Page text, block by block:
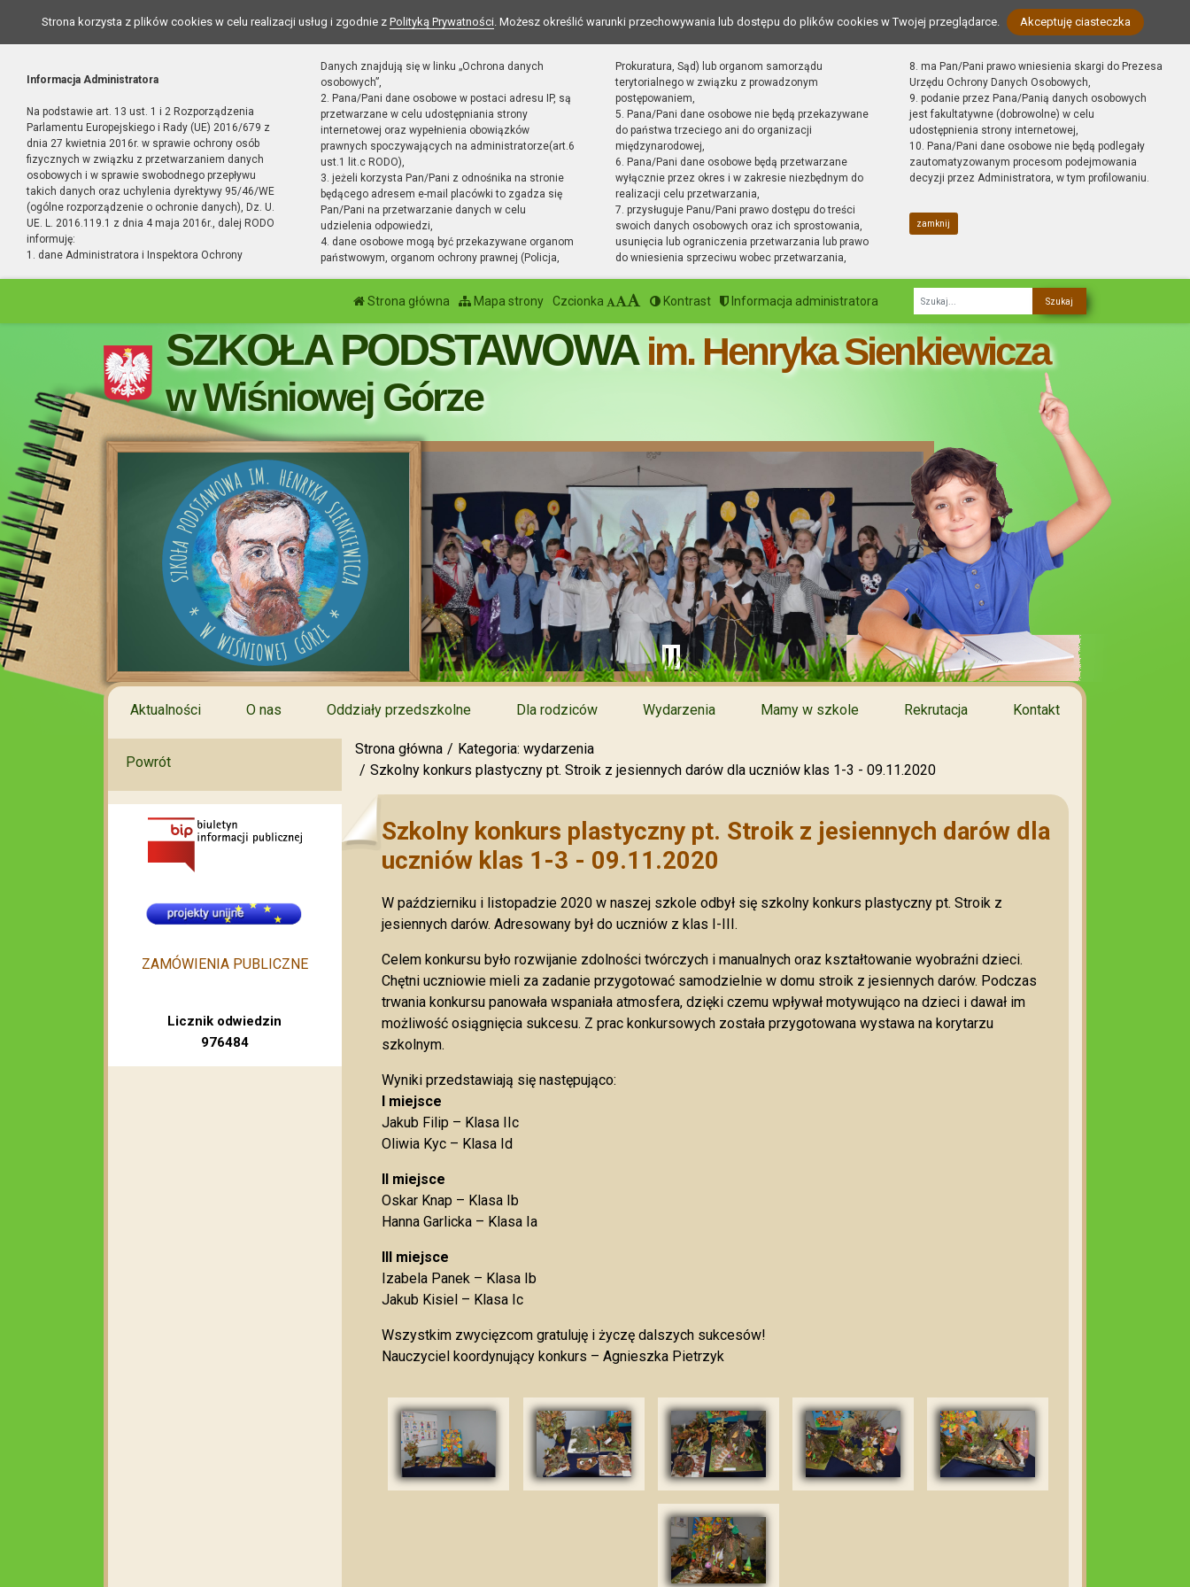
Strona korzysta z plików cookies w celu realizacji usług i zgodnie z Polityką Prywatności. Możesz określić warunki przechowywania lub dostępu do plików cookies w Twojej przeglądarce. Akceptuję ciasteczka
Informacja Administratora
Na podstawie art. 13 ust. 1 i 2 Rozporządzenia
Parlamentu Europejskiego i Rady (UE) 2016/679 z
dnia 27 kwietnia 2016r. w sprawie ochrony osób
fizycznych w związku z przetwarzaniem danych
osobowych i w sprawie swobodnego przepływu
takich danych oraz uchylenia dyrektywy 95/46/WE
(ogólne rozporządzenie o ochronie danych), Dz. U.
UE. L. 2016.119.1 z dnia 4 maja 2016r., dalej RODO
informuję:
1. dane Administratora i Inspektora Ochrony
Danych znajdują się w linku „Ochrona danych
osobowych”,
2. Pana/Pani dane osobowe w postaci adresu IP, są
przetwarzane w celu udostępniania strony
internetowej oraz wypełnienia obowiązków
prawnych spoczywających na administratorze(art.6
ust.1 lit.c RODO),
3. jeżeli korzysta Pan/Pani z odnośnika na stronie
będącego adresem e-mail placówki to zgadza się
Pan/Pani na przetwarzanie danych w celu
udzielenia odpowiedzi,
4. dane osobowe mogą być przekazywane organom
państwowym, organom ochrony prawnej (Policja,
Prokuratura, Sąd) lub organom samorządu
terytorialnego w związku z prowadzonym
postępowaniem,
5. Pana/Pani dane osobowe nie będą przekazywane
do państwa trzeciego ani do organizacji
międzynarodowej,
6. Pana/Pani dane osobowe będą przetwarzane
wyłącznie przez okres i w zakresie niezbędnym do
realizacji celu przetwarzania,
7. przysługuje Panu/Pani prawo dostępu do treści
swoich danych osobowych oraz ich sprostowania,
usunięcia lub ograniczenia przetwarzania lub prawo
do wniesienia sprzeciwu wobec przetwarzania,
8. ma Pan/Pani prawo wniesienia skargi do Prezesa
Urzędu Ochrony Danych Osobowych,
9. podanie przez Pana/Panią danych osobowych
jest fakultatywne (dobrowolne) w celu
udostępnienia strony internetowej,
10. Pana/Pani dane osobowe nie będą podlegały
zautomatyzowanym procesom podejmowania
decyzji przez Administratora, w tym profilowaniu.
zamknij
Strona główna Mapa strony Czcionka Kontrast Informacja administratora
Fraza
SZKOŁA PODSTAWOWAim. Henryka Sienkiewicza
w Wiśniowej Górze
Aktualności O nas Oddziały przedszkolne Dla rodziców Wydarzenia Mamy w szkole Rekrutacja Kontakt
Strona główna
Kategoria: wydarzenia
Szkolny konkurs plastyczny pt. Stroik z jesiennych darów dla uczniów klas 1-3 - 09.11.2020
Szkolny konkurs plastyczny pt. Stroik z jesiennych darów dla
uczniów klas 1-3 - 09.11.2020
W październiku i listopadzie 2020 w naszej szkole odbył się szkolny konkurs plastyczny pt. Stroik z
jesiennych darów. Adresowany był do uczniów z klas I-III.
Celem konkursu było rozwijanie zdolności twórczych i manualnych oraz kształtowanie wyobraźni dzieci.
Chętni uczniowie mieli za zadanie przygotować samodzielnie w domu stroik z jesiennych darów. Podczas
trwania konkursu panowała wspaniała atmosfera, dzięki czemu wpływał motywująco na dzieci i dawał im
możliwość osiągnięcia sukcesu. Z prac konkursowych została przygotowana wystawa na korytarzu
szkolnym.
Wyniki przedstawiają się następująco:
I miejsce
Jakub Filip – Klasa IIc
Oliwia Kyc – Klasa Id
II miejsce
Oskar Knap – Klasa Ib
Hanna Garlicka – Klasa Ia
III miejsce
Izabela Panek – Klasa Ib
Jakub Kisiel – Klasa Ic
Wszystkim zwycięzcom gratuluję i życzę dalszych sukcesów!
Nauczyciel koordynujący konkurs – Agnieszka Pietrzyk
Powrót
ZAMÓWIENIA PUBLICZNE
Licznik odwiedzin
976484